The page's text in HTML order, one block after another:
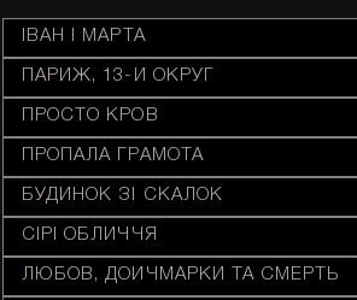
ІВАН І МАРТА
ПАРИЖ, 13-Й ОКРУГ
ПРОСТО КРОВ
ПРОПАЛА ГРАМОТА
БУДИНОК ЗІ СКАЛОК
СІРІ ОБЛИЧЧЯ
ЛЮБОВ, ДОЙЧМАРКИ ТА СМЕРТЬ